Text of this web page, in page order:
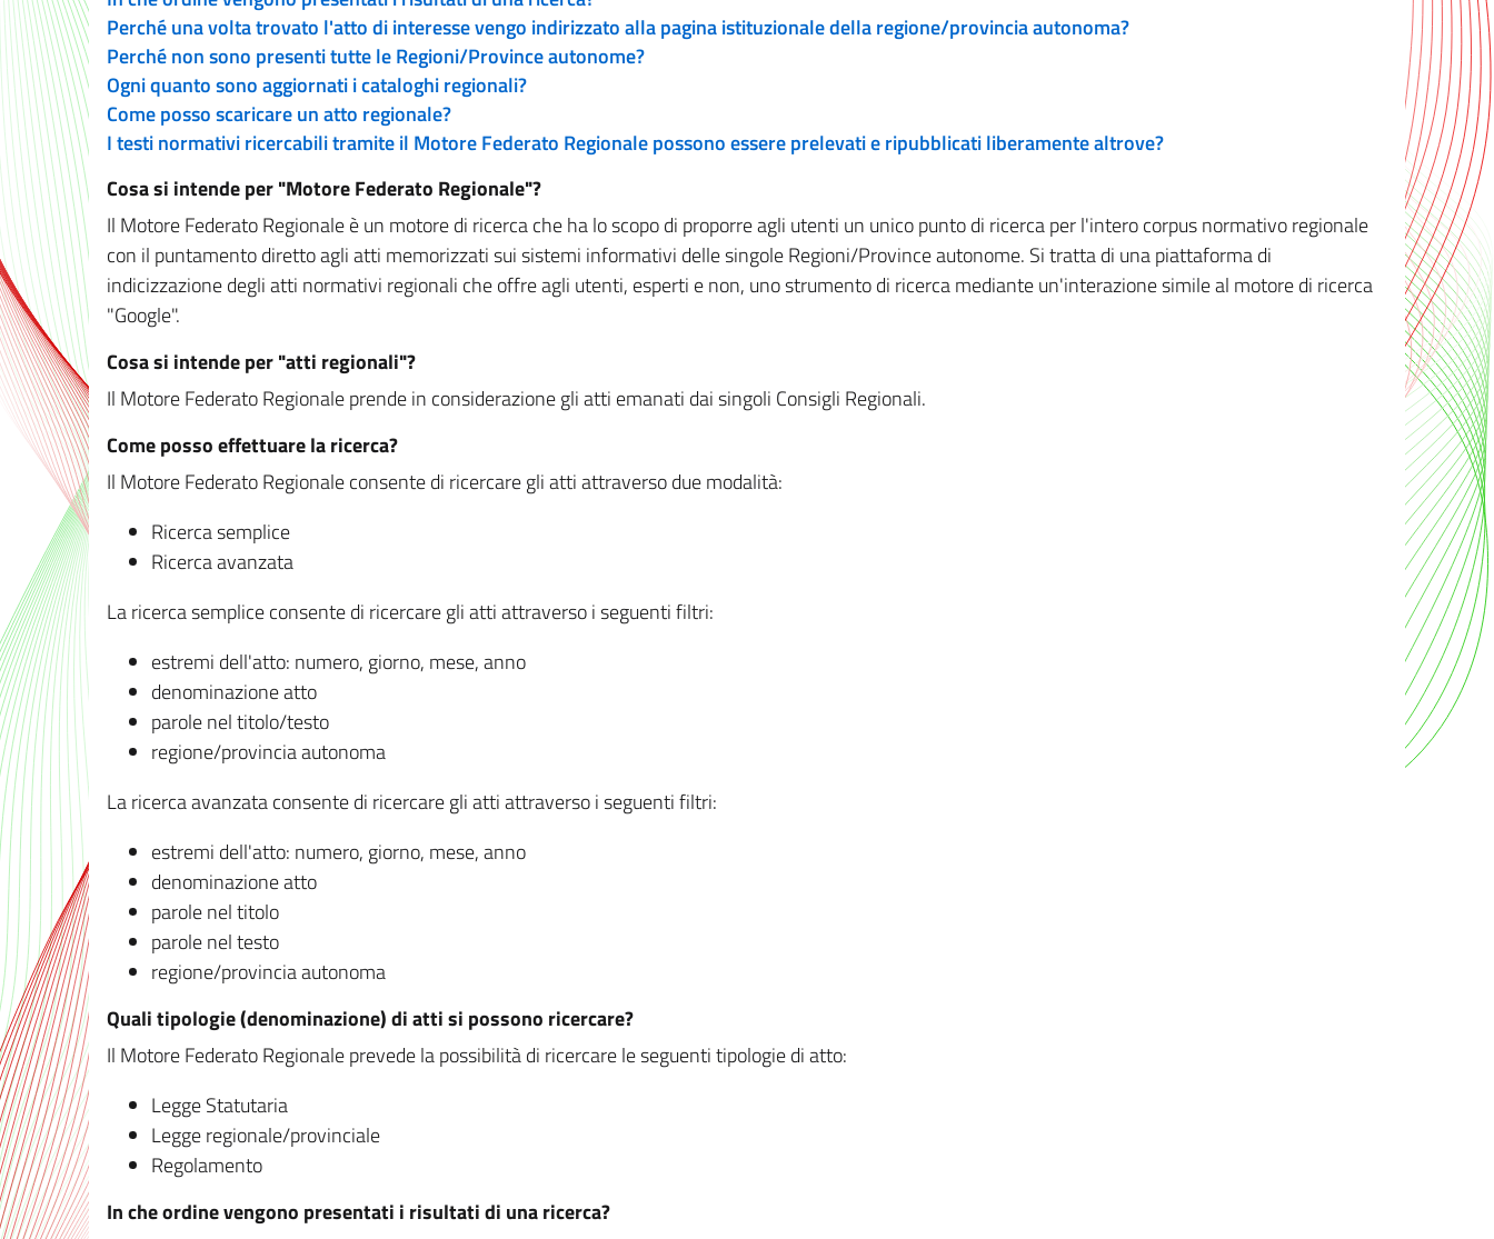
Perché una volta trovato l'atto di interesse vengo indirizzato alla pagina istituzionale della regione/provincia autonoma?
Perché non sono presenti tutte le Regioni/Province autonome?
Ogni quanto sono aggiornati i cataloghi regionali?
Come posso scaricare un atto regionale?
I testi normativi ricercabili tramite il Motore Federato Regionale possono essere prelevati e ripubblicati liberamente altrove?
Cosa si intende per "Motore Federato Regionale"?
Il Motore Federato Regionale è un motore di ricerca che ha lo scopo di proporre agli utenti un unico punto di ricerca per l'intero corpus normativo regionale
con il puntamento diretto agli atti memorizzati sui sistemi informativi delle singole Regioni/Province autonome. Si tratta di una piattaforma di
indicizzazione degli atti normativi regionali che offre agli utenti, esperti e non, uno strumento di ricerca mediante un'interazione simile al motore di ricerca
"Google".
Cosa si intende per "atti regionali"?
Il Motore Federato Regionale prende in considerazione gli atti emanati dai singoli Consigli Regionali.
Come posso effettuare la ricerca?
Il Motore Federato Regionale consente di ricercare gli atti attraverso due modalità:
Ricerca semplice
Ricerca avanzata
La ricerca semplice consente di ricercare gli atti attraverso i seguenti filtri:
estremi dell'atto: numero, giorno, mese, anno
denominazione atto
parole nel titolo/testo
regione/provincia autonoma
La ricerca avanzata consente di ricercare gli atti attraverso i seguenti filtri:
estremi dell'atto: numero, giorno, mese, anno
denominazione atto
parole nel titolo
parole nel testo
regione/provincia autonoma
Quali tipologie (denominazione) di atti si possono ricercare?
Il Motore Federato Regionale prevede la possibilità di ricercare le seguenti tipologie di atto:
Legge Statutaria
Legge regionale/provinciale
Regolamento
In che ordine vengono presentati i risultati di una ricerca?